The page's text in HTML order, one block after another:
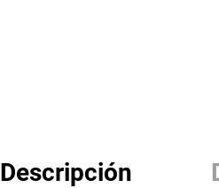
Descripción